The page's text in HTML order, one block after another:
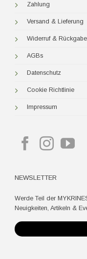
Zahlung
Versand & Lieferung
Widerruf & Rückgabe
AGBs
Datenschutz
Cookie Richtlinie
Impressum
NEWSLETTER
Werde Teil der
Neuigkeiten, Artikeln &